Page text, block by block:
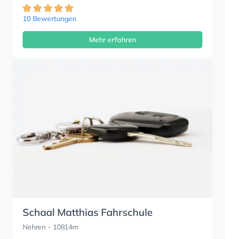
10 Bewertungen
Mehr erfahren
Schaal Matthias Fahrschule
Nehren - 10814m